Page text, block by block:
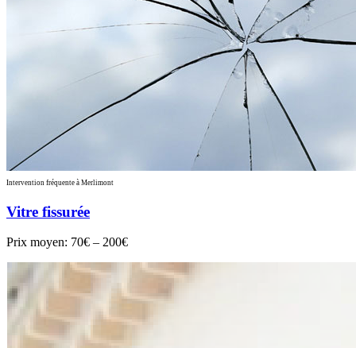
Intervention fréquente à Merlimont
Vitre fissurée
Prix moyen: 70€ – 200€